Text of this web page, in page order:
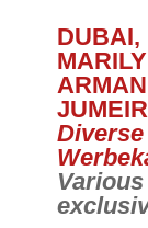
DUBAI,